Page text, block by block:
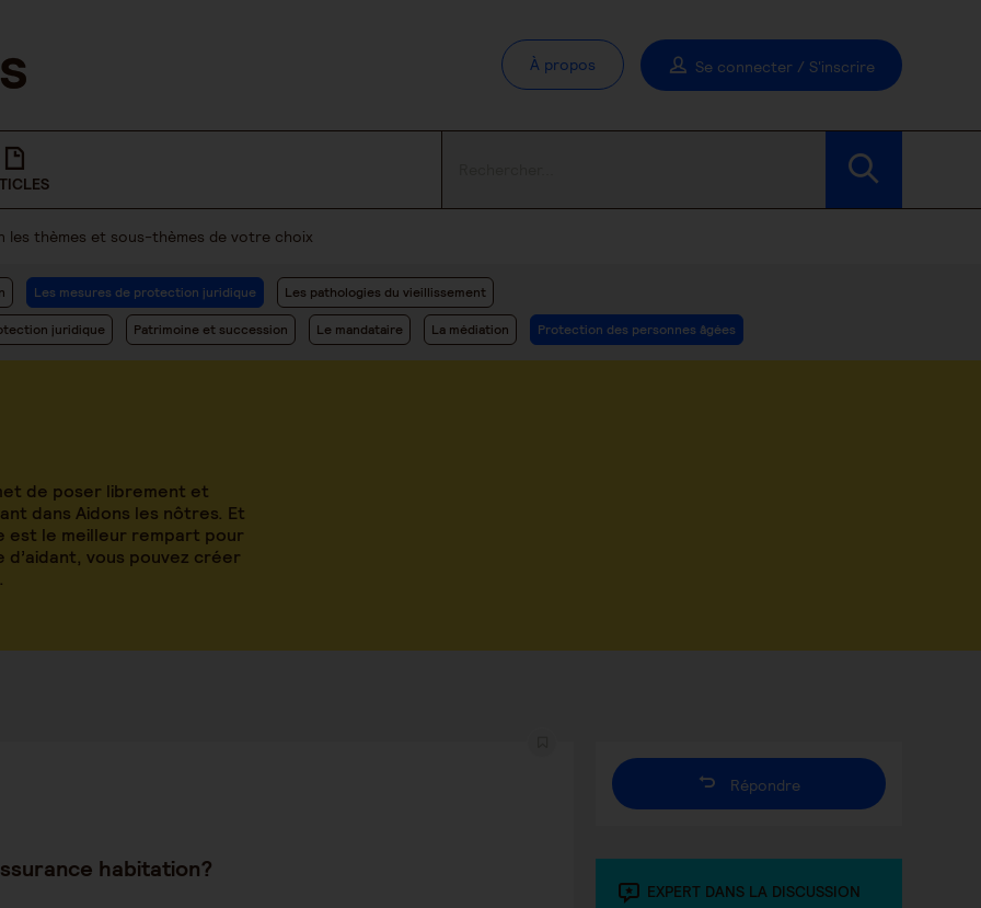
À propos Se connecter / S'inscrire
thèmes et sous-thèmes de votre choix
Les mesures de protection juridique
juridique Patrimoine et succession Le mandataire La médiation Protection des personnes âgées
Les pathologies du vieillissement
de poser librement et
dans Aidons les nôtres. Et
est le meilleur rempart pour
vous pouvez créer
habitation?
Répondre
EXPERT DANS LA DISCUSSION